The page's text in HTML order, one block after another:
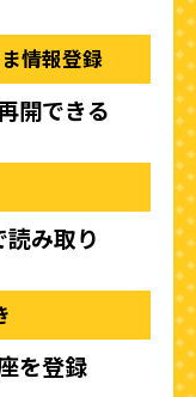
情報登録
開できる
み取り
を登録